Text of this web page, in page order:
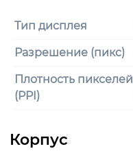
Тип дисплея
Разрешение (пикс)
Плотность пикселей
(PPI)